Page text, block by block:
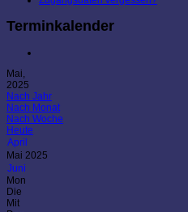
Terminkalender
Mai,
2025
Nach Jahr
Nach Monat
Nach Woche
Heute
April
Mai 2025
Juni
Mon
Die
Mit